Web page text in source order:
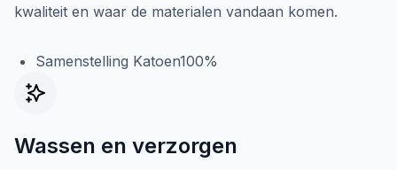
kwaliteit en waar de materialen vandaan komen.
Samenstelling Katoen100%
Wassen en verzorgen